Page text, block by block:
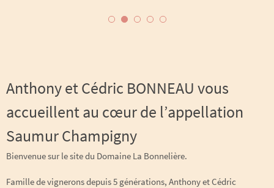
Anthony et Cédric BONNEAU vous
accueillent au cœur de l’appellation
Saumur Champigny
Bienvenue sur le site du Domaine La Bonnelière.
Famille de vignerons depuis 5 générations, Anthony et Cédric